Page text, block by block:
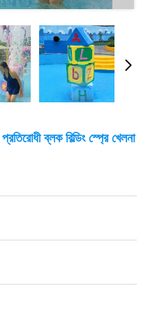
ব্লক বিল্ডিং স্প্রে খেলনা